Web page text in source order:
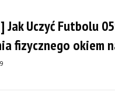
Jak Uczyć Futbolu
fizycznego okiem